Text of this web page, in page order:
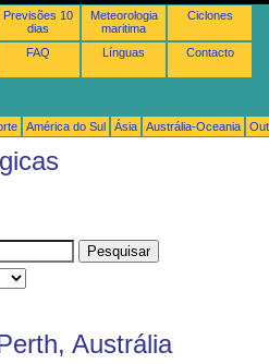
Previsões 10
dias
Meteorologia
maritima
Ciclones
FAQ Línguas Contacto
América do Sul Ásia Austrália-Oceania
Austrália